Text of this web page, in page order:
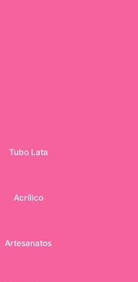
Tubo Lata
Acrílico
Artesanatos